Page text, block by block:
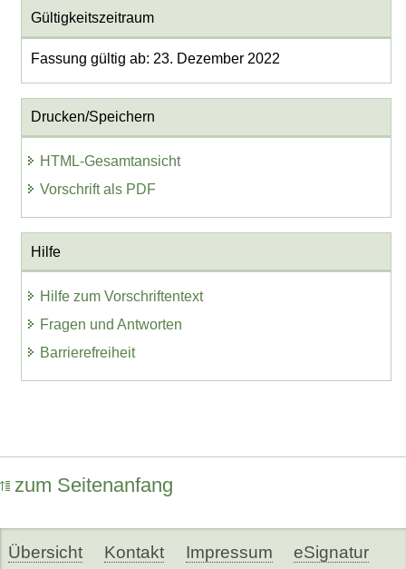
Gültigkeitszeitraum
Fassung gültig ab: 23. Dezember 2022
Drucken/Speichern
HTML-Gesamtansicht
Vorschrift als PDF
Hilfe
Hilfe zum Vorschriftentext
Fragen und Antworten
Barrierefreiheit
zum Seitenanfang
Übersicht Kontakt Impressum eSignatur